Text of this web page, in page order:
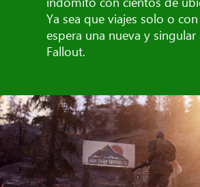
Ya sea que viajes solo o
espera una nueva y singular
Fallout.